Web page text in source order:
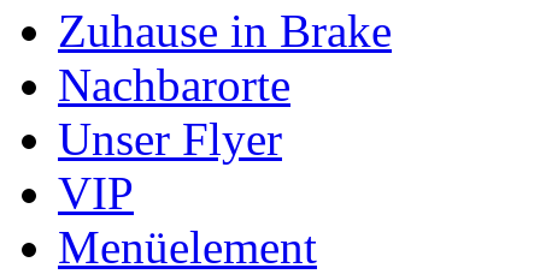
Zuhause in Brake
Nachbarorte
Unser Flyer
VIP
Menüelement